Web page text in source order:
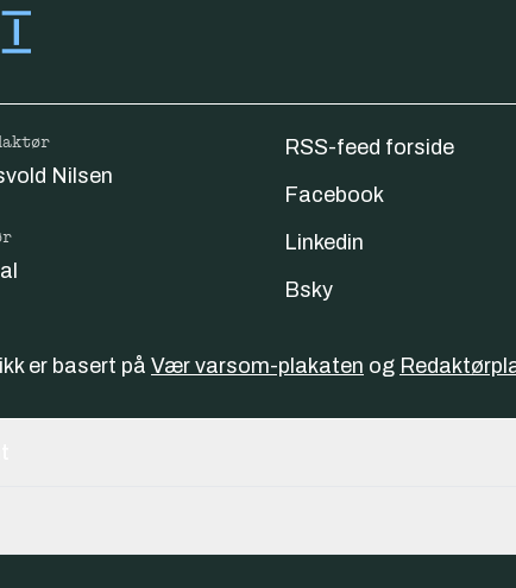
Nilsen
RSS-feed forside
Facebook
Linkedin
Bsky
er basert på Vær varsom-plakaten og